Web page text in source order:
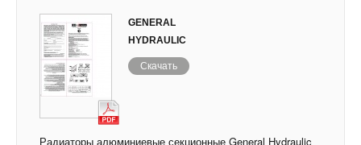
GENERAL
HYDRAULIC
Скачать
Радиаторы алюминиевые секционные General Hydraulic